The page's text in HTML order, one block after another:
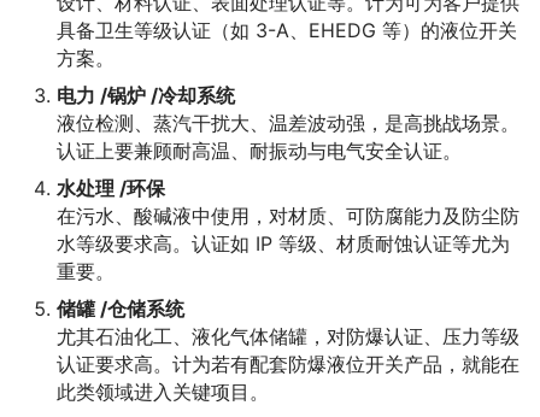
具备卫生等级认证（如 3-A、EHEDG 等）的液位开关
方案。
电力 /锅炉 /冷却系统
液位检测、蒸汽干扰大、温差波动强，是高挑战场景。
认证上要兼顾耐高温、耐振动与电气安全认证。
水处理 /环保
在污水、酸碱液中使用，对材质、可防腐能力及防尘防
水等级要求高。认证如 IP 等级、材质耐蚀认证等尤为
重要。
储罐 /仓储系统
尤其石油化工、液化气体储罐，对防爆认证、压力等级
认证要求高。计为若有配套防爆液位开关产品，就能在
此类领域进入关键项目。